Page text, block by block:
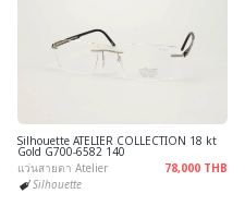
Silhouette ATELIER COLLECTION 18 kt
Gold G700-6582 140
แว่นสายตา Atelier
78,000 THB
Silhouette